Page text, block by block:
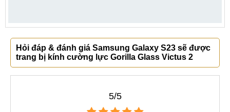
Hỏi đáp & đánh giá Samsung Galaxy S23 sẽ được
trang bị kính cường lực Gorilla Glass Victus 2
5/5